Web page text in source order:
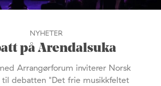
NYHETER
på Arendalsuka
Arrangørforum inviterer Norsk
til debatten "Det frie musikkfeltet